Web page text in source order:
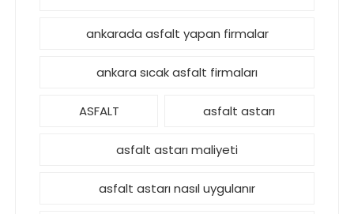
ankarada asfalt yapan firmalar
ankara sıcak asfalt firmaları
ASFALT asfalt astarı
asfalt astarı maliyeti
asfalt astarı nasıl uygulanır